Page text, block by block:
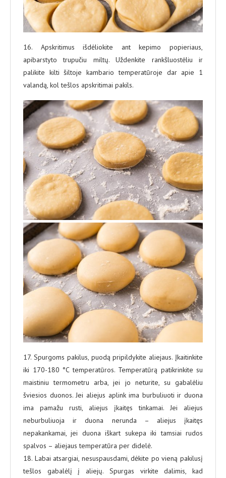
16. Apskritimus išdėliokite ant kepimo popieriaus,
apibarstyto trupučiu miltų. Uždenkite rankšluostėliu ir
palikite kilti šiltoje kambario temperatūroje dar apie 1
valandą, kol tešlos apskritimai pakils.
17. Spurgoms pakilus, puodą pripildykite aliejaus. Įkaitinkite
iki 170-180 °C temperatūros. Temperatūrą patikrinkite su
maistiniu termometru arba, jei jo neturite, su gabalėliu
šviesios duonos. Jei aliejus aplink ima burbuliuoti ir duona
ima pamažu rusti, aliejus įkaitęs tinkamai. Jei aliejus
neburbuliuoja ir duona nerunda – aliejus įkaitęs
nepakankamai, jei duona iškart sukepa iki tamsiai rudos
spalvos – aliejaus temperatūra per didelė.
18. Labai atsargiai, nesuspausdami, dėkite po vieną pakilusį
tešlos gabalėlį į aliejų. Spurgas virkite dalimis, kad